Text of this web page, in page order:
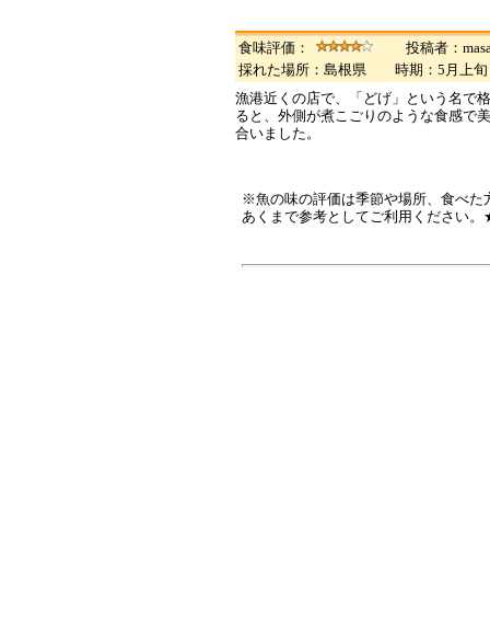
食味評価：
投稿者：
採れた場所：島根県 時期：5月上
漁港近くの店で、「どげ」という名で
ると、外側が煮こごりのような食感で
合いました。
※魚の味の評価は季節や場所、食べた
あくまで参考としてご利用ください